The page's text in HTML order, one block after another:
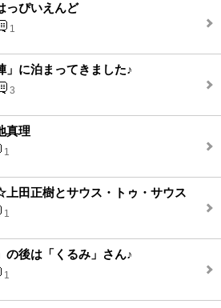
っぴいえんど
1
」に泊まってきました♪
3
真理
1
田正樹とサウス・トゥ・サウス
1
の後は「くるみ」さん♪
1